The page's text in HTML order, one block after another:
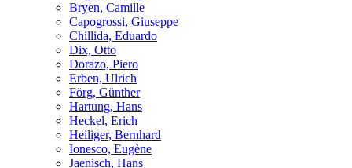
Bryen, Camille
Capogrossi, Giuseppe
Chillida, Eduardo
Dix, Otto
Dorazo, Piero
Erben, Ulrich
Förg, Günther
Hartung, Hans
Heckel, Erich
Heiliger, Bernhard
Ionesco, Eugène
Jaenisch, Hans